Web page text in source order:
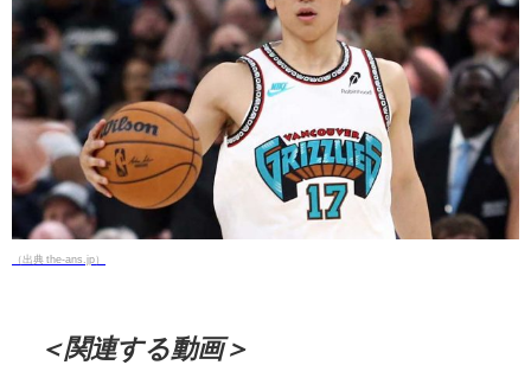
（出典 the-ans.jp）
＜関連する動画＞